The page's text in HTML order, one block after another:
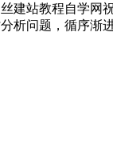
建站教程自学
析问题，循序